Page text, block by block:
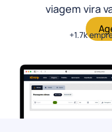
viagem vira
+1.7k